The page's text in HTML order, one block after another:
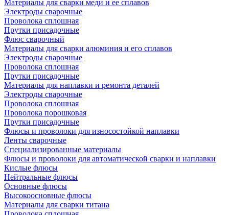
Материалы для сварки меди и ее сплавов
Электроды сварочные
Проволока сплошная
Прутки присадочные
Флюс сварочный
Материалы для сварки алюминия и его сплавов
Электроды сварочные
Проволока сплошная
Прутки присадочные
Материалы для наплавки и ремонта деталей
Электроды сварочные
Проволока сплошная
Проволока порошковая
Прутки присадочные
Флюсы и проволоки для износостойкой наплавки
Ленты сварочные
Специализированные материалы
Флюсы и проволоки для автоматической сварки и наплавки
Кислые флюсы
Нейтральные флюсы
Основные флюсы
Высокоосновные флюсы
Материалы для сварки титана